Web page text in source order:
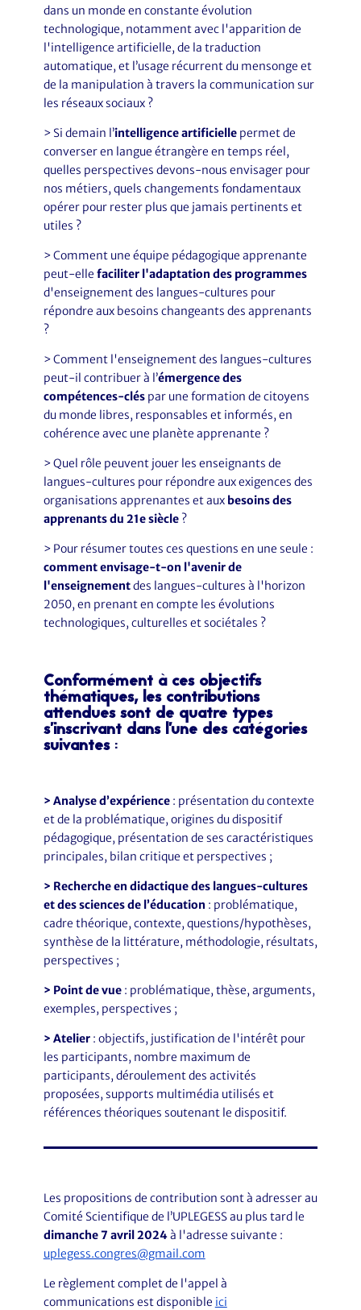
dans un monde en constante évolution
technologique, notamment avec l'apparition de
l'intelligence artificielle, de la traduction
automatique, et l’usage récurrent du mensonge et
de la manipulation à travers la communication sur
les réseaux sociaux ?
> Si demain l’intelligence artificiellepermet de
converser en langue étrangère en temps réel,
quelles perspectives devons-nous envisager pour
nos métiers, quels changements fondamentaux
opérer pour rester plus que jamais pertinents et
utiles ?
> Comment une équipe pédagogique apprenante
peut-elle faciliter l'adaptation des programmes
d'enseignement des langues-cultures pour
répondre aux besoins changeants des apprenants
?
> Comment l'enseignement des langues-cultures
peut-il contribuer à l’émergence des
compétences-cléspar une formation de citoyens
du monde libres, responsables et informés, en
cohérence avec une planète apprenante ?
> Quel rôle peuvent jouer les enseignants de
langues-cultures pour répondre aux exigences des
organisations apprenantes et aux besoins des
apprenants du 21e siècle?
> Pour résumer toutes ces questions en une seule :
comment envisage-t-on l'avenir de
l'enseignementdes langues-cultures à l'horizon
2050, en prenant en compte les évolutions
technologiques, culturelles et sociétales ?
Conformément à ces objectifs
thématiques, les contributions
attendues sont de quatre types
s’inscrivant dans l’une des catégories
suivantes:
> Analyse d’expérience: présentation du contexte
et de la problématique, origines du dispositif
pédagogique, présentation de ses caractéristiques
principales, bilan critique et perspectives ;
> Recherche en didactique des langues-cultures
et des sciences de l’éducation : problématique,
cadre théorique, contexte, questions/hypothèses,
synthèse de la littérature, méthodologie, résultats,
perspectives ;
> Point de vue: problématique, thèse, arguments,
exemples, perspectives ;
> Atelier: objectifs, justification de l'intérêt pour
les participants, nombre maximum de
participants, déroulement des activités
proposées, supports multimédia utilisés et
références théoriques soutenant le dispositif.
Les propositions de contribution sont à adresser au
Comité Scientifique de l’UPLEGESS au plus tard le
dimanche 7 avril 2024à l'adresse suivante :
uplegess.congres@gmail.com
Le règlement complet de l'appel à
communications est disponible ici